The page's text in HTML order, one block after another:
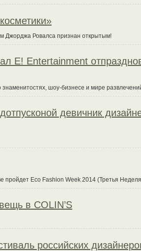
Джорджа Ровалса признан открытым!
E! Entertainment
знаменитостях, шоу-бизнесе и мире
девичник
пройдет Eco Fashion Week 2014 (Третья
в COLIN’S
российских